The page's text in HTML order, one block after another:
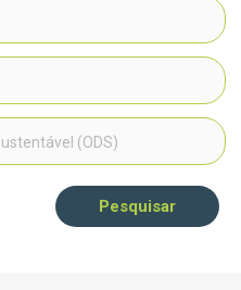
Pesquisar